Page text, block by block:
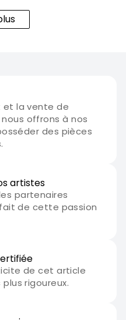
et la vente de
offrons à nos
des pièces
artistes
partenaires
de cette passion
de cet article
rigoureux.